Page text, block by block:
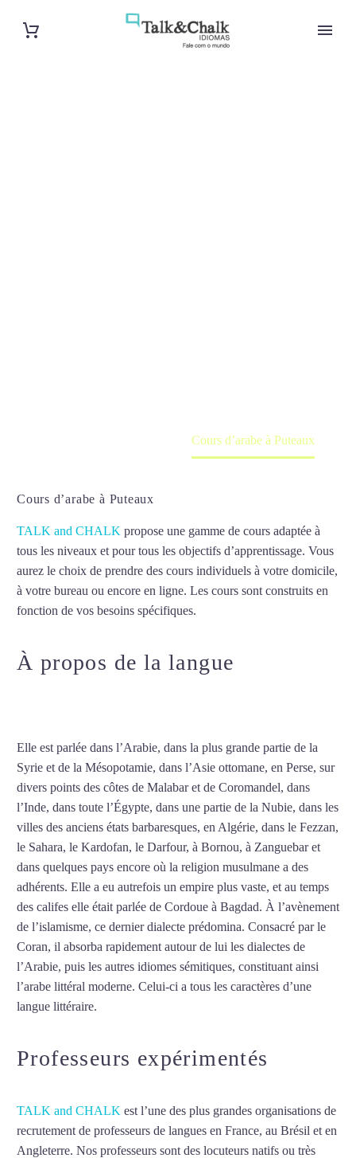
Cours d’arabe à Puteaux
Cours d’arabe à Puteaux
TALK and CHALK propose une gamme de cours adaptée à
tous les niveaux et pour tous les objectifs d’apprentissage. Vous
aurez le choix de prendre des cours individuels à votre domicile,
à votre bureau ou encore en ligne. Les cours sont construits en
fonction de vos besoins spécifiques.
À propos de la langue
Elle est parlée dans l’Arabie, dans la plus grande partie de la
Syrie et de la Mésopotamie, dans l’Asie ottomane, en Perse, sur
divers points des côtes de Malabar et de Coromandel, dans
l’Inde, dans toute l’Égypte, dans une partie de la Nubie, dans les
villes des anciens états barbaresques, en Algérie, dans le Fezzan,
le Sahara, le Kardofan, le Darfour, à Bornou, à Zanguebar et
dans quelques pays encore où la religion musulmane a des
adhérents. Elle a eu autrefois un empire plus vaste, et au temps
des califes elle était parlée de Cordoue à Bagdad. À l’avènement
de l’islamisme, ce dernier dialecte prédomina. Consacré par le
Coran, il absorba rapidement autour de lui les dialectes de
l’Arabie, puis les autres idiomes sémitiques, constituant ainsi
l’arabe littéral moderne. Celui-ci a tous les caractères d’une
langue littéraire.
Professeurs expérimentés
TALK and CHALK est l’une des plus grandes organisations de
recrutement de professeurs de langues en France, au Brésil et en
Angleterre. Nos professeurs sont des locuteurs natifs ou très